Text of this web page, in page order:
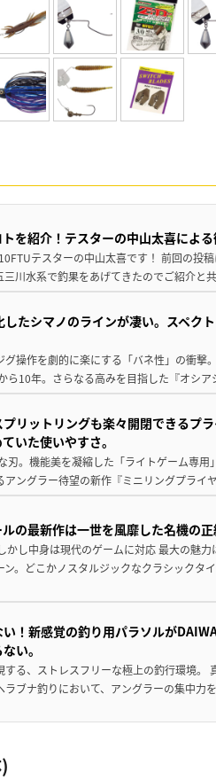
を紹介！テスターの中山太喜による
テスターの中山太喜です！ 前回の投
三川水系で釣果をあげてきたのでご紹介と
たシマノのラインが凄い。スペク
操作を劇的に楽にする「バネ性」の衝撃
ら10年。さらなる高みを目指した『オシ
リットリングも楽々開閉できるプ
いた使いやすさ。
刃。機能美を凝縮した「ライトゲーム専用
アングラー待望の新作『ミニリングプライ
の最新作は一世を風靡した名機の正
し中身は現代のゲームに対応 最大の魅力
。どこかノスタルジックなクラシックタ
い！新感覚の釣り用パラソルが
い。
る、ストレスフリーな極上の釣行環境。
ブナ釣りにおいて、アングラーの集中力を